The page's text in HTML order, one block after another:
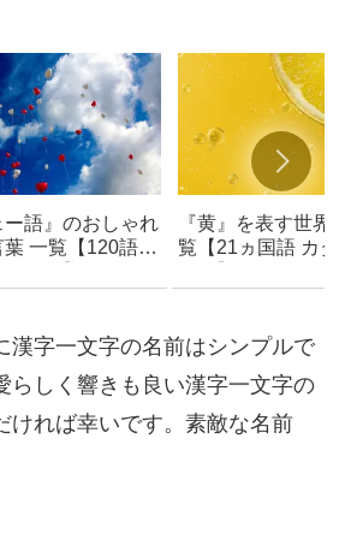
ー語』のおしゃれ
葉 一覧【120語
に使えるアイデ
『黄』を表す世界の
覧【21ヵ国語 カタ
レーズ – ネーミング
漢字一文字の名前はシンプルで
らしく響きも良い漢字一文字の
ければ幸いです。素敵な名前